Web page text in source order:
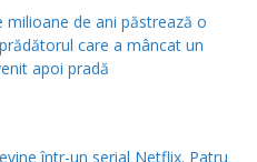
milioane de ani păstrează o
care a mâncat un
apoi pradă
într-un serial Netflix. Patru